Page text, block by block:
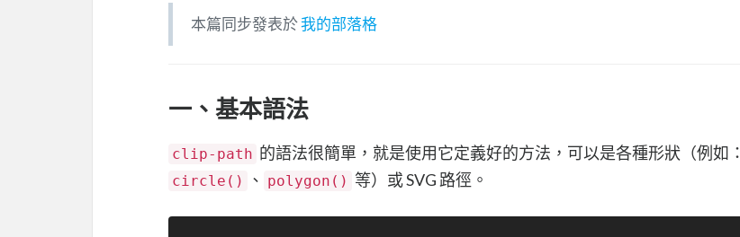
本篇同步發表於我的部落格
一、基本語法
clip-path 的語法很簡單，就是使用它定義好的方法，可以是各種形狀（例如：
circle() 、 polygon() 等）或 SVG 路徑。